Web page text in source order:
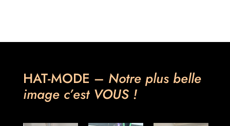
Chapeau, bonnet, casquette pour chaque tête! Hat-
HAT-MODE – Notre plus belle
image c’est VOUS !